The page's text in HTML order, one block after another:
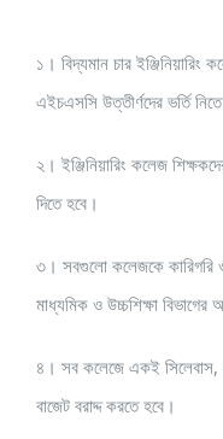
১। বিদ্যমান চার
এইচএসসি উত্তীর্ণদের ভর্তি
২। ইঞ্জিনিয়ারিং কলেজ
দিতে হবে।
৩। সবগুলো কলেজকে কারিগরি ও
মাধ্যমিক ও উচ্চশিক্ষা বিভাগের
৪। সব কলেজে একই সিলেবাস,
বাজেট বরাদ্দ করতে হবে।